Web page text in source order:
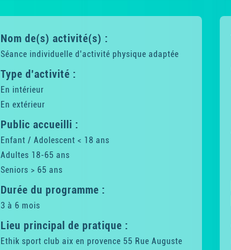
Nom de(s) activité(s) :
Séance individuelle d'activité physique adaptée
Type d'activité :
En intérieur
En extérieur
Public accueilli :
Enfant / Adolescent < 18 ans
Adultes 18-65 ans
Seniors > 65 ans
Durée du programme :
3 à 6 mois
Lieu principal de pratique :
Ethik sport club aix en provence 55 Rue Auguste